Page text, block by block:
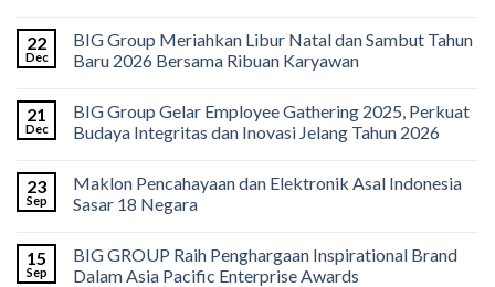
22
Dec
BIG Group Meriahkan Libur Natal dan Sambut Tahun
Baru 2026 Bersama Ribuan Karyawan
21
Dec
BIG Group Gelar Employee Gathering 2025, Perkuat
Budaya Integritas dan Inovasi Jelang Tahun 2026
23
Sep
Maklon Pencahayaan dan Elektronik Asal Indonesia
Sasar 18 Negara
15
Sep
BIG GROUP Raih Penghargaan Inspirational Brand
Dalam Asia Pacific Enterprise Awards